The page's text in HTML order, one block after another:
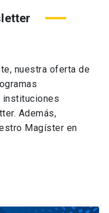
nuestra oferta de
instituciones
Además,
Magíster en